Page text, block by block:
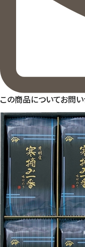
この商品についてお問